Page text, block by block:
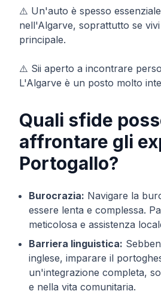
⚠️ Un'auto è spesso
nell'Algarve, soprattutto se
principale.
⚠️ Sii aperto a incontrare
L'Algarve è un posto molto
Quali sfide
affrontare gli
Portogallo?
Burocrazia: Navigare la
essere lenta e complessa.
meticolosa e assistenza
Barriera linguistica:
inglese, imparare il
un'integrazione completa,
e nella vita comunitaria.